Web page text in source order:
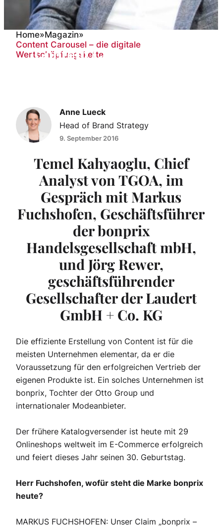
Content Carousel – die
Home»Magazin»
Content Carousel – die digitale
Wertschöpfungskette
Anne Lueck
Head of Brand Strategy
9. September 2016
Temel Kahyaoglu, Chief
Analyst von TGOA, im
Gespräch mit Markus
Fuchshofen, Geschäftsführer
der bonprix
Handelsgesellschaft mbH,
und Jörg Rewer,
geschäftsführender
Gesellschafter der Laudert
GmbH + Co. KG
Die effiziente Erstellung von Content ist für die
meisten Unternehmen elementar, da er die
Voraussetzung für den erfolgreichen Vertrieb der
eigenen Produkte ist. Ein solches Unternehmen ist
bonprix, Tochter der Otto Group und
internationaler Modeanbieter.
Der frühere Katalogversender ist heute mit 29
Onlineshops weltweit im E-Commerce erfolgreich
und feiert dieses Jahr seinen 30. Geburtstag.
Herr Fuchshofen, wofür steht die Marke bonprix
heute?
MARKUS FUCHSHOFEN: Unser Claim „bonprix –